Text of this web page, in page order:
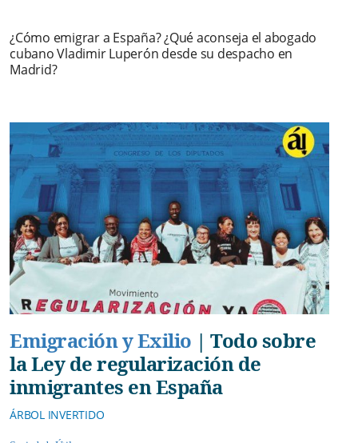
¿Cómo emigrar a España? ¿Qué aconseja el abogado
cubano Vladimir Luperón desde su despacho en
Madrid?
Emigración y Exilio | Todo sobre
la Ley de regularización de
inmigrantes en España
ÁRBOL INVERTIDO